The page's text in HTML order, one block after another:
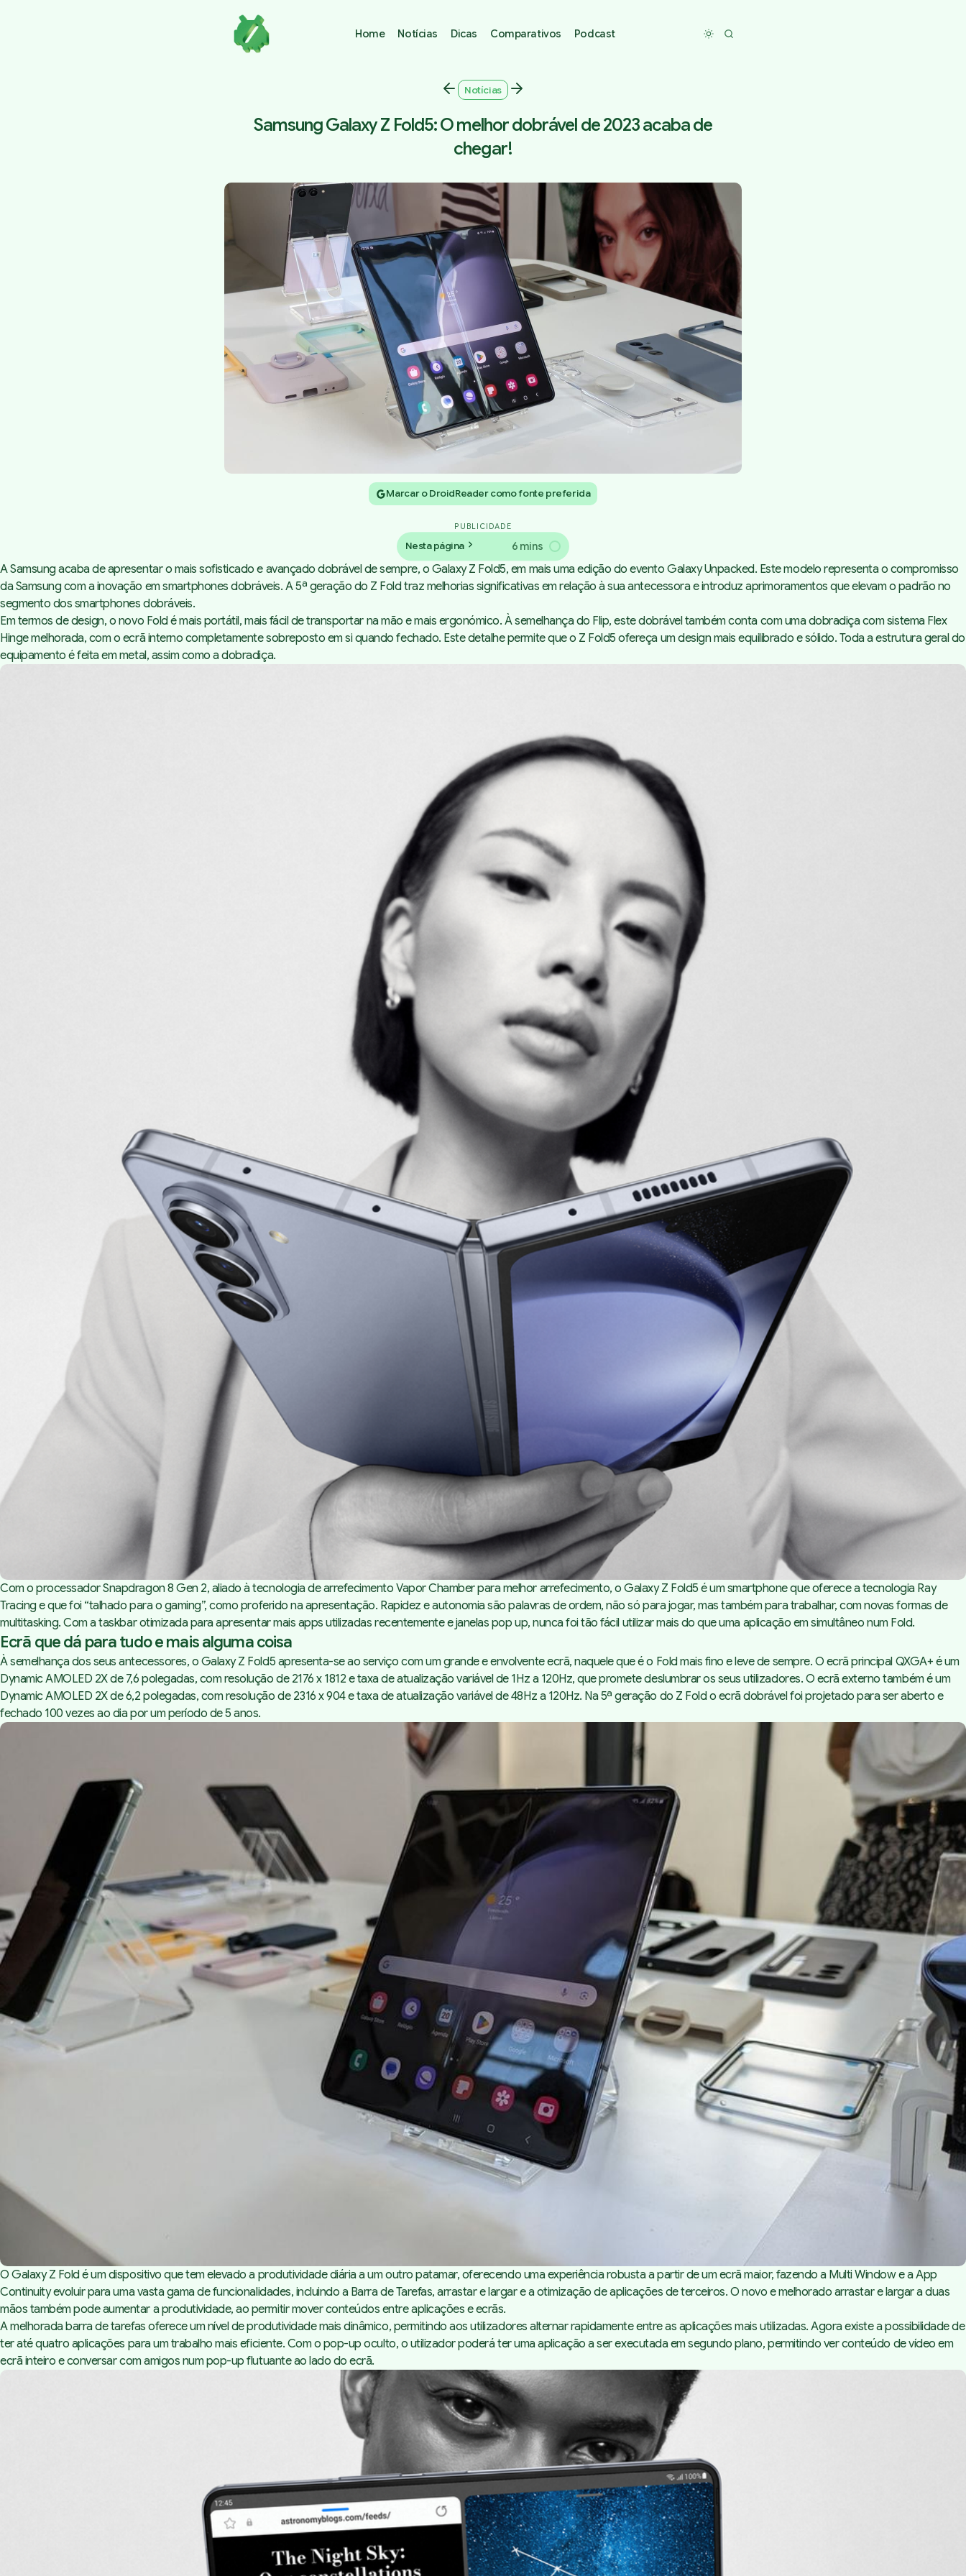
Home Notícias Dicas Comparativos Podcast Toggle dark mode
Notícias
Samsung Galaxy Z Fold5: O melhor dobrável de 2023 acaba de
chegar!
Marcar o DroidReader como fonte preferida
PUBLICIDADE
Nesta página 6 mins
A Samsung acaba de apresentar o mais sofisticado e avançado dobrável de sempre, o Galaxy Z Fold5, em mais uma edição do evento Galaxy Unpacked. Este modelo representa o compromisso
da Samsung com a inovação em smartphones dobráveis. A 5ª geração do Z Fold traz melhorias significativas em relação à sua antecessora e introduz aprimoramentos que elevam o padrão no
segmento dos smartphones dobráveis.
Em termos de design, o novo Fold é mais portátil, mais fácil de transportar na mão e mais ergonómico. À semelhança do Flip, este dobrável também conta com uma dobradiça com sistema Flex
Hinge melhorada, com o ecrã interno completamente sobreposto em si quando fechado. Este detalhe permite que o Z Fold5 ofereça um design mais equilibrado e sólido. Toda a estrutura geral do
equipamento é feita em metal, assim como a dobradiça.
Com o processador Snapdragon 8 Gen 2, aliado à tecnologia de arrefecimento Vapor Chamber para melhor arrefecimento, o Galaxy Z Fold5 é um smartphone que oferece a tecnologia Ray
Tracing e que foi “talhado para o gaming”, como proferido na apresentação. Rapidez e autonomia são palavras de ordem, não só para jogar, mas também para trabalhar, com novas formas de
multitasking. Com a taskbar otimizada para apresentar mais apps utilizadas recentemente e janelas pop up, nunca foi tão fácil utilizar mais do que uma aplicação em simultâneo num Fold.
Ecrã que dá para tudo e mais alguma coisa
À semelhança dos seus antecessores, o Galaxy Z Fold5 apresenta-se ao serviço com um grande e envolvente ecrã, naquele que é o Fold mais fino e leve de sempre. O ecrã principal QXGA+ é um
Dynamic AMOLED 2X de 7,6 polegadas, com resolução de 2176 x 1812 e taxa de atualização variável de 1Hz a 120Hz, que promete deslumbrar os seus utilizadores. O ecrã externo também é um
Dynamic AMOLED 2X de 6,2 polegadas, com resolução de 2316 x 904 e taxa de atualização variável de 48Hz a 120Hz. Na 5ª geração do Z Fold o ecrã dobrável foi projetado para ser aberto e
fechado 100 vezes ao dia por um período de 5 anos.
O Galaxy Z Fold é um dispositivo que tem elevado a produtividade diária a um outro patamar, oferecendo uma experiência robusta a partir de um ecrã maior, fazendo a Multi Window e a App
Continuity evoluir para uma vasta gama de funcionalidades, incluindo a Barra de Tarefas, arrastar e largar e a otimização de aplicações de terceiros. O novo e melhorado arrastar e largar a duas
mãos também pode aumentar a produtividade, ao permitir mover conteúdos entre aplicações e ecrãs.
A melhorada barra de tarefas oferece um nível de produtividade mais dinâmico, permitindo aos utilizadores alternar rapidamente entre as aplicações mais utilizadas. Agora existe a possibilidade de
ter até quatro aplicações para um trabalho mais eficiente. Com o pop-up oculto, o utilizador poderá ter uma aplicação a ser executada em segundo plano, permitindo ver conteúdo de vídeo em
ecrã inteiro e conversar com amigos num pop-up flutuante ao lado do ecrã.